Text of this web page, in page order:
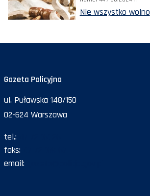
Nie wszystko wolno
Gazeta Policyjna
ul. Puławska 148/150
02-624 Warszawa
tel.:
faks:
email: